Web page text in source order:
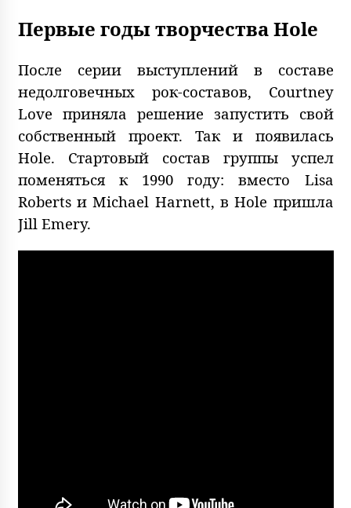
Первые годы творчества Hole
После серии выступлений в составе
недолговечных рок-составов, Courtney
Love приняла решение запустить свой
собственный проект. Так и появилась
Hole. Стартовый состав группы успел
поменяться к 1990 году: вместо Lisa
Roberts и Michael Harnett, в Hole пришла
Jill Emery.